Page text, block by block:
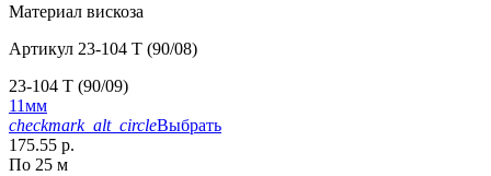
Материал вискоза
Артикул 23-104 T (90/08)
23-104 T (90/09)
11мм
checkmark_alt_circleВыбрать
175.55 р.
По 25 м